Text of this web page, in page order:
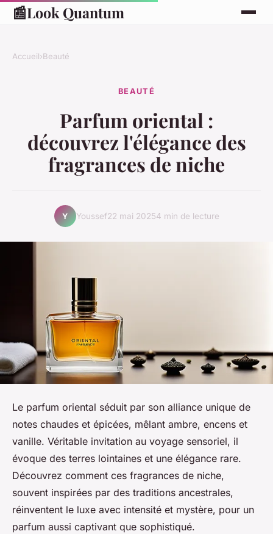
📰Look Quantum
Accueil›Beauté
BEAUTÉ
Parfum oriental :
découvrez l'élégance des
fragrances de niche
Y Youssef22 mai 20254 min de lecture
Le parfum oriental séduit par son alliance unique de
notes chaudes et épicées, mêlant ambre, encens et
vanille. Véritable invitation au voyage sensoriel, il
évoque des terres lointaines et une élégance rare.
Découvrez comment ces fragrances de niche,
souvent inspirées par des traditions ancestrales,
réinventent le luxe avec intensité et mystère, pour un
parfum aussi captivant que sophistiqué.